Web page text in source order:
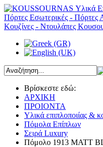
Βρίσκεστε εδώ:
ΑΡΧΙΚΗ
ΠΡΟΙΟΝΤΑ
Υλικά επιπλοποιίας &
Πόμολα Επίπλων
Σειρά Luxury
Πόμολο 1913 MATT